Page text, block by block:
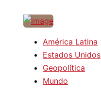
América Latina
Estados Unidos
Geopolítica
Mundo